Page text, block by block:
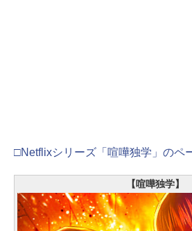
□Netflixシリーズ「喧嘩独学」のペ
【喧嘩独学】